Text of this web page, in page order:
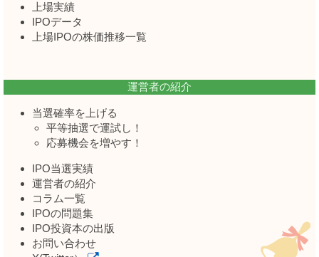
上場実績
IPOデータ
上場IPOの株価推移一覧
運営者の紹介
当選確率を上げる
平等抽選で運試し！
応募機会を増やす！
IPO当選実績
運営者の紹介
コラム一覧
IPOの問題集
IPO投資本の出版
お問い合わせ